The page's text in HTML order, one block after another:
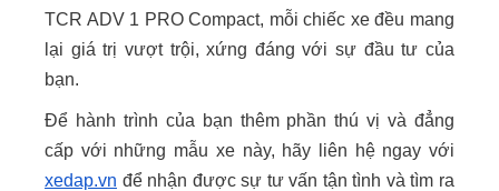
TCR ADV 1 PRO Compact, mỗi chiếc xe đều mang
lại giá trị vượt trội, xứng đáng với sự đầu tư của
bạn.
Để hành trình của bạn thêm phần thú vị và đẳng
cấp với những mẫu xe này, hãy liên hệ ngay với
xedap.vn để nhận được sự tư vấn tận tình và tìm ra